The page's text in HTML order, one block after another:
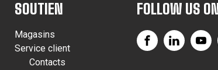
SOUTIEN
Magasins
Service client
Contacts
FOLLOW US ON